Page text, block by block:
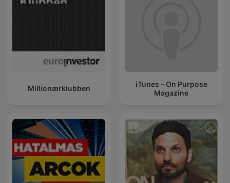
Millionærklubben
iTunes – On Purpose
Magazine